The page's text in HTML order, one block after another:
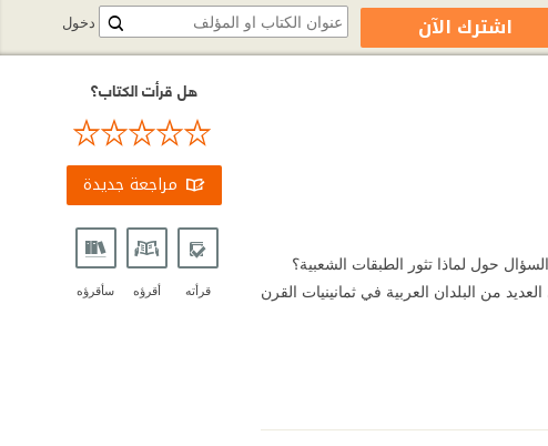
وكان يطرح السؤال حول لماذا تثور الطبقات الشعبية؟
من البلدان العربية في ثمانينيات القرن
هل قرأت الكتاب؟
مراجعة جديدة
قرأته أقرؤه سأقرؤه
دخول اشترك الآن